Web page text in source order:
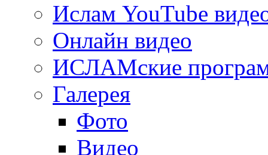
Ислам YouTube
Онлайн видео
ИСЛАМские
Галерея
Фото
Видео